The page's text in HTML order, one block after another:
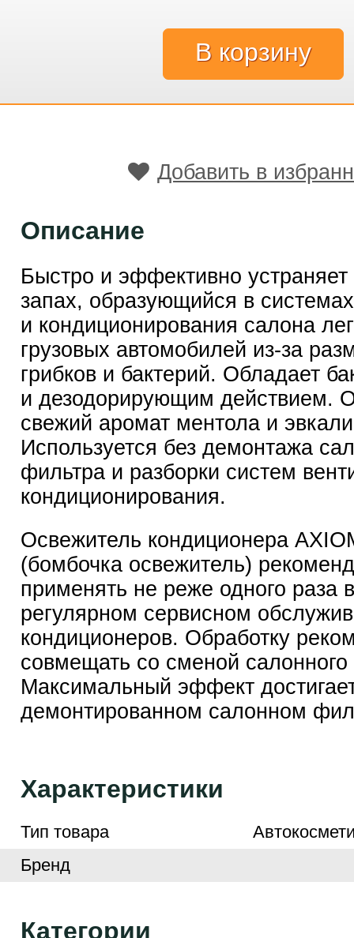
Добавить в
Описание
Быстро и эффективно
запах, образующийся в
и кондиционирования салона
грузовых автомобилей из-за
грибков и бактерий. Обладает
и дезодорирующим действием.
свежий аромат ментола и
Используется без демонтажа
фильтра и разборки систем
кондиционирования.
Освежитель кондиционера
(бомбочка освежитель)
применять не реже одного раза
регулярном сервисном
кондиционеров. Обработку
совмещать со сменой
Максимальный эффект
демонтированном салонном
Характеристики
Тип товара
Бренд
Категории